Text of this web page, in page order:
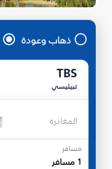
ذهاب وعودة
TBS
تبيليسي
المغادرة
مسافر
1 مسافر